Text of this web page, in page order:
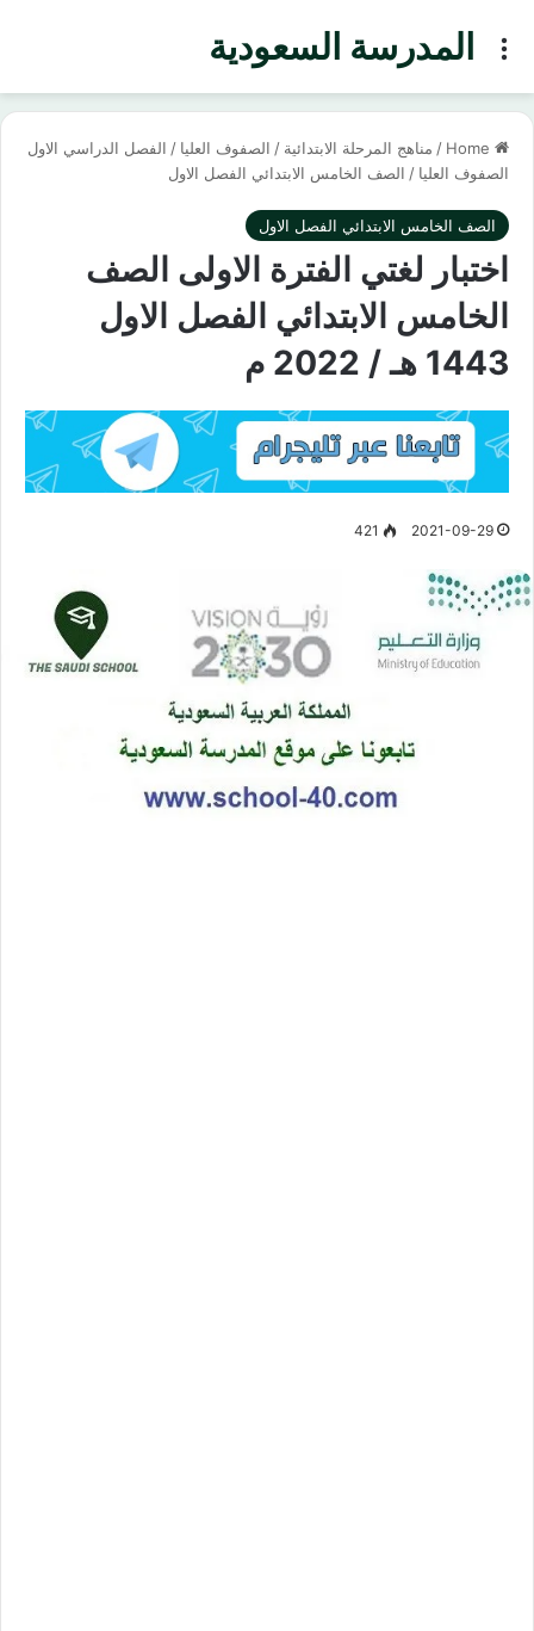
المدرسة السعوديةMenu
/ مناهج المرحلة الابتدائية / الصفوف العليا / الفصل الدراسي الاول
الصفوف العليا / الصف الخامس الابتدائي الفصل الاول
الصف الخامس الابتدائي الفصل الاول
اختبار لغتي الفترة الاولى الصف
الخامس الابتدائي الفصل الاول
1443 هـ / 2022 م
2021-09-29
421